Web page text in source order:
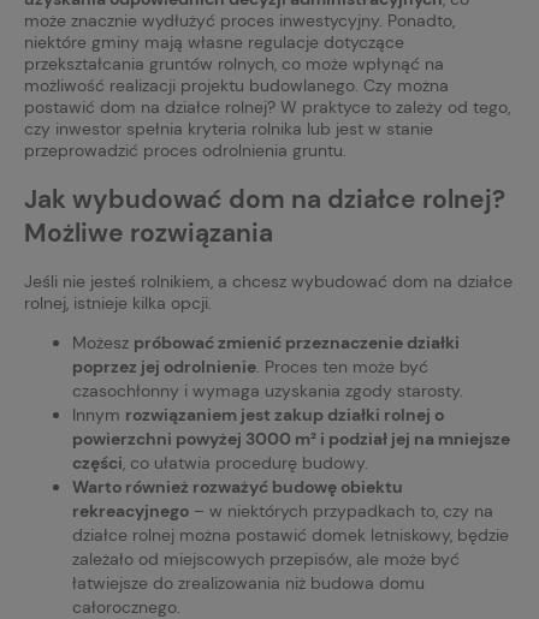
może znacznie wydłużyć proces inwestycyjny. Ponadto,
niektóre gminy mają własne regulacje dotyczące
przekształcania gruntów rolnych, co może wpłynąć na
możliwość realizacji projektu budowlanego. Czy można
postawić dom na działce rolnej? W praktyce to zależy od tego,
czy inwestor spełnia kryteria rolnika lub jest w stanie
przeprowadzić proces odrolnienia gruntu.
Jak wybudować dom na działce rolnej?
Możliwe rozwiązania
Jeśli nie jesteś rolnikiem, a chcesz wybudować dom na działce
rolnej, istnieje kilka opcji.
Możesz próbować zmienić przeznaczenie działki
poprzez jej odrolnienie. Proces ten może być
czasochłonny i wymaga uzyskania zgody starosty.
Innym rozwiązaniem jest zakup działki rolnej o
powierzchni powyżej 3000 m² i podział jej na mniejsze
części, co ułatwia procedurę budowy.
Warto również rozważyć budowę obiektu
rekreacyjnego – w niektórych przypadkach to, czy na
działce rolnej można postawić domek letniskowy, będzie
zależało od miejscowych przepisów, ale może być
łatwiejsze do zrealizowania niż budowa domu
całorocznego.